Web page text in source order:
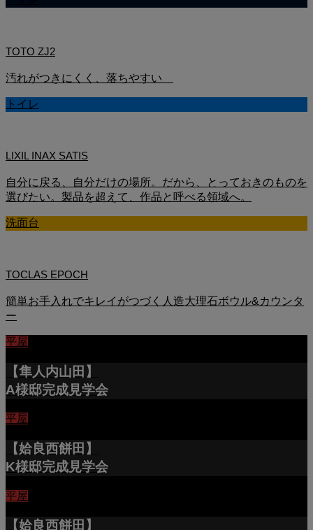
TOTO ZJ2
汚れがつきにくく、落ちやすい
トイレ
LIXIL INAX SATIS
自分に戻る、自分だけの場所。だから、とっておきのものを
選びたい。製品を超えて、作品と呼べる領域へ。
洗面台
TOCLAS EPOCH
簡単お手入れでキレイがつづく人造大理石ボウル&カウンタ
ー
平屋
【隼人内山田】
A様邸完成見学会
平屋
【姶良西餅田】
K様邸完成見学会
平屋
【姶良西餅田】